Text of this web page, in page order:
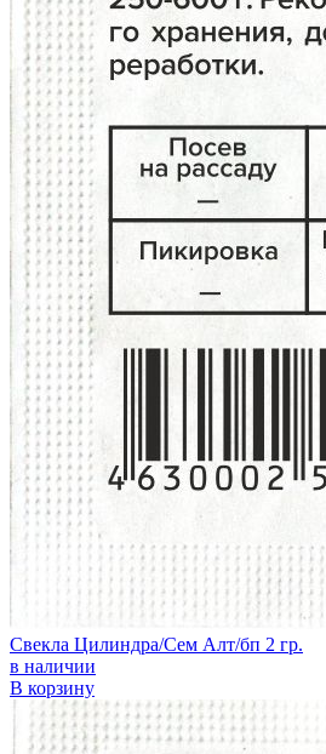
Свекла Цилиндра/Сем Алт/бп 2 гр.
в наличии
В корзину